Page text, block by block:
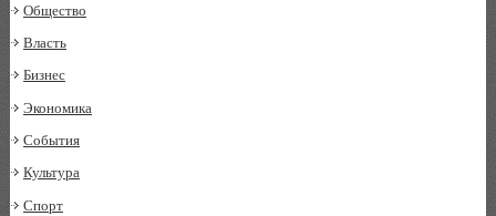
Общество
Власть
Бизнес
Экономика
События
Культура
Спорт